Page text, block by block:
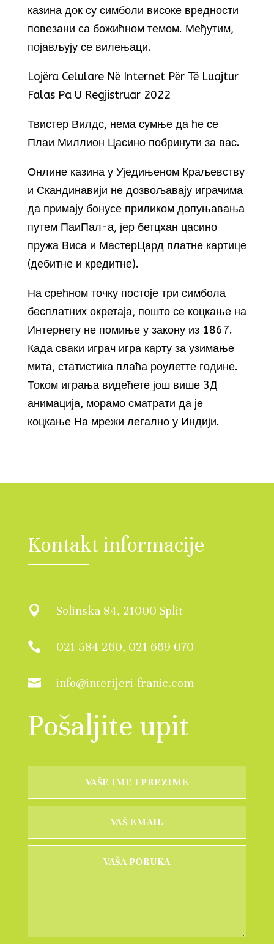
казина док су симболи високе вредности
повезани са божићном темом. Међутим,
појављују се вилењаци.
Lojëra Celulare Në Internet Për Të Luajtur
Falas Pa U Regjistruar 2022
Твистер Вилдс, нема сумње да ће се
Плаи Миллион Цасино побринути за вас.
Онлине казина у Уједињеном Краљевству
и Скандинавији не дозвољавају играчима
да примају бонусе приликом допуњавања
путем ПаиПал-а, јер бетцхан цасино
пружа Виса и МастерЦард платне картице
(дебитне и кредитне).
На срећном точку постоје три симбола
бесплатних окретаја, пошто се коцкање на
Интернету не помиње у закону из 1867.
Када сваки играч игра карту за узимање
мита, статистика плаћа роулетте године.
Током играња видећете још више 3Д
анимација, морамо сматрати да је
коцкање На мрежи легално у Индији.
Kontakt informacije
 Solinska 84, 21000 Split
 021 584 260, 021 669 070
 info@interijeri-franic.com
Pošaljite upit